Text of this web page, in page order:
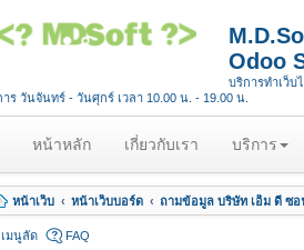
Odoo
บริการทำเว็บ
าร วันจันทร์ - วันศุกร์ เวลา 10.00 น. - 19.00 น.
หน้าหลัก(
u
r
เกี่ยวกับเรา บริการ
หน้าเว็บ หน้าเว็บบอร์ด ถามข้อมูล บริษัท เอ็ม ดี ซอ
เมนูลัด FAQ